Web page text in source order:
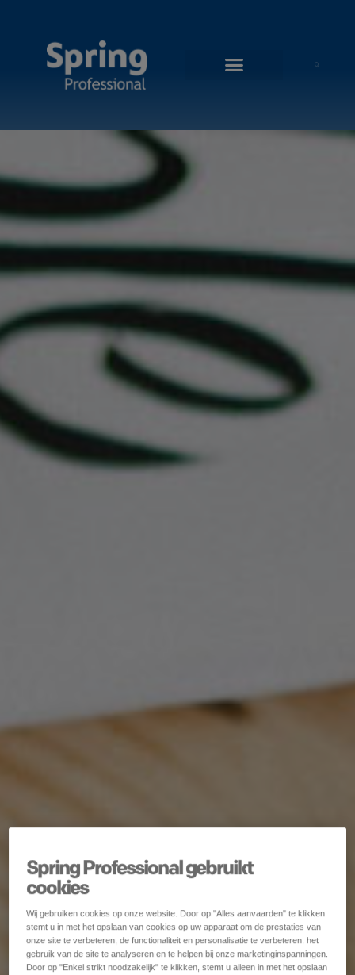
Spring Professional gebruikt
cookies
Wij gebruiken cookies op onze website. Door op "Alles aanvaarden" te klikken
stemt u in met het opslaan van cookies op uw apparaat om de prestaties van
onze site te verbeteren, de functionaliteit en personalisatie te verbeteren, het
gebruik van de site te analyseren en te helpen bij onze marketinginspanningen.
Door op "Enkel strikt noodzakelijk" te klikken, stemt u alleen in met het opslaan